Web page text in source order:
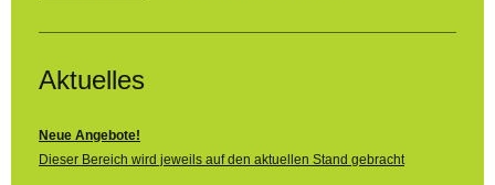
Aktuelles
Neue Angebote!
Dieser Bereich wird jeweils auf den aktuellen Stand gebracht